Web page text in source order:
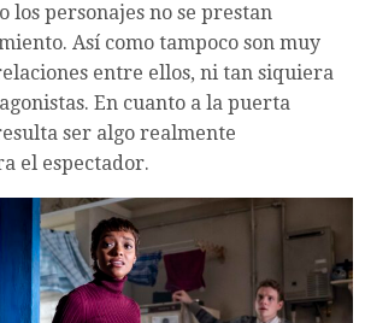
los personajes no se prestan
Así como tampoco son muy
entre ellos, ni tan siquiera
En cuanto a la puerta
ser algo realmente
el espectador.